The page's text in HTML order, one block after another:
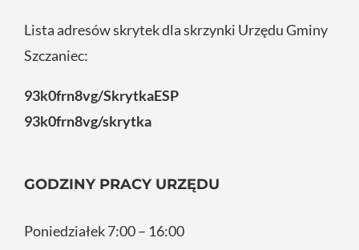
Lista adresów skrytek dla skrzynki Urzędu Gminy
Szczaniec:
93k0frn8vg/SkrytkaESP
93k0frn8vg/skrytka
GODZINY PRACY URZĘDU
Poniedziałek 7:00 – 16:00